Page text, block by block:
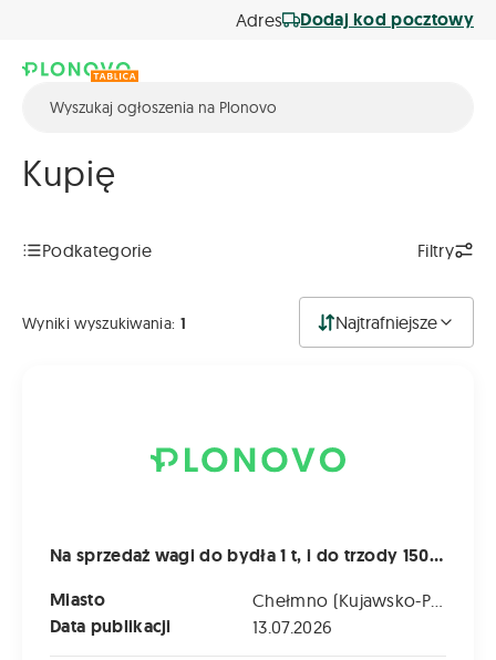
Adres Dodaj kod pocztowy
Kupię
Podkategorie Filtry
Wyniki wyszukiwania: 1 Najtrafniejsze
Na sprzedaż wagi do bydła 1 t, i do trzody 150 kg
Miasto
Chełmno (Kujawsko-Pomorskie)
Data publikacji 13.07.2026